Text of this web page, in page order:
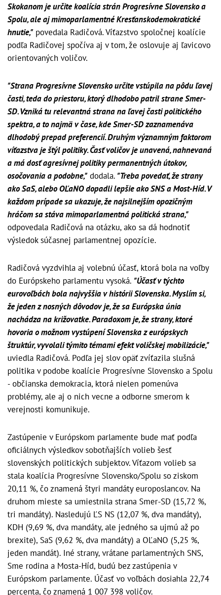
Skokanom je určite koalícia strán Progresívne Slovensko a
Spolu, ale aj mimoparlamentné Kresťanskodemokratické
hnutie," povedala Radičová. Víťazstvo spoločnej koalície
podľa Radičovej spočíva aj v tom, že oslovuje aj ľavicovo
orientovaných voličov.
"Strana Progresívne Slovensko určite vstúpila na pôdu ľavej
časti, teda do priestoru, ktorý dlhodobo patril strane Smer-
SD. Vzniká tu relevantná strana na ľavej časti politického
spektra, a to najmä v čase, kde Smer-SD zaznamenáva
dlhodobý prepad preferencií. Druhým významným faktorom
víťazstva je štýl politiky. Časť voličov je unavená, nahnevaná
a má dosť agresívnej politiky permanentných útokov,
osočovania a podobne," dodala. "Treba povedať, že strany
ako SaS, alebo OĽaNO dopadli lepšie ako SNS a Most-Híd. V
každom prípade sa ukazuje, že najsilnejším opozičným
hráčom sa stáva mimoparlamentná politická strana,"
odpovedala Radičová na otázku, ako sa dá hodnotiť
výsledok súčasnej parlamentnej opozície.
Radičová vyzdvihla aj volebnú účasť, ktorá bola na voľby
do Európskeho parlamentu vysoká. "Účasť v týchto
eurovoľbách bola najvyššia v histórii Slovenska. Myslím si,
že jeden z nosných dôvodov je, že sa Európska únia
nachádza na križovatke. Paradoxom je, že strany, ktoré
hovoria o možnom vystúpení Slovenska z európskych
štruktúr, vyvolali týmito témami efekt voličskej mobilizácie,"
uviedla Radičová. Podľa jej slov opäť zvíťazila slušná
politika v podobe koalície Progresívne Slovensko a Spolu
- občianska demokracia, ktorá nielen pomenúva
problémy, ale aj o nich vecne a odborne smerom k
verejnosti komunikuje.
Zastúpenie v Európskom parlamente bude mať podľa
oficiálnych výsledkov sobotňajších volieb šesť
slovenských politických subjektov. Víťazom volieb sa
stala koalícia Progresívne Slovensko/Spolu so ziskom
20,11 %, čo znamená štyri mandáty europoslancov. Na
druhom mieste sa umiestnila strana Smer-SD (15,72 %,
tri mandáty). Nasledujú ĽS NS (12,07 %, dva mandáty),
KDH (9,69 %, dva mandáty, ale jedného sa ujmú až po
brexite), SaS (9,62 %, dva mandáty) a OĽaNO (5,25 %,
jeden mandát). Iné strany, vrátane parlamentných SNS,
Sme rodina a Mosta-Híd, budú bez zastúpenia v
Európskom parlamente. Účasť vo voľbách dosiahla 22,74
percenta, čo znamená 1 007 398 voličov.